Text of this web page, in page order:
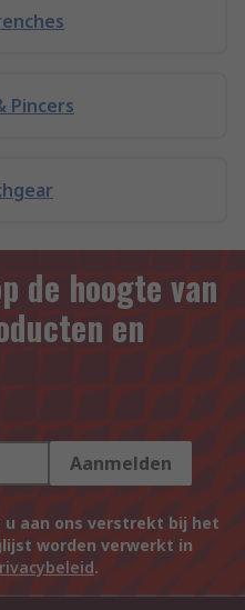
Pincers
de hoogte van
en
Aanmelden
u aan ons verstrekt bij het
worden verwerkt in
.